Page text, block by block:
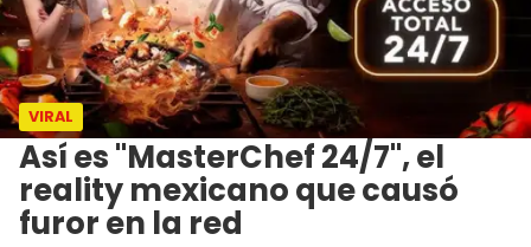
VIRAL
Así es "MasterChef 24/7", el
reality mexicano que causó
furor en la red